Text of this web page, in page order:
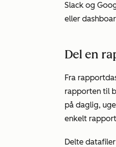
Slack og
eller
Del en
Fra
rapporten til
på daglig,
enkelt
Delte